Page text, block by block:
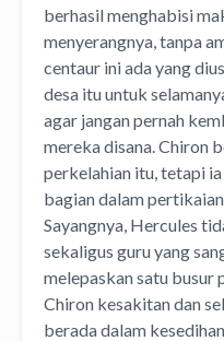
berhasil menghabisi
menyerangnya, tanpa
centaur ini ada yang
desa itu untuk
agar jangan pernah
mereka disana. Chiron
perkelahian itu, tetapi
bagian dalam
Sayangnya, Hercules
sekaligus guru yang
melepaskan satu busur
Chiron kesakitan dan
berada dalam